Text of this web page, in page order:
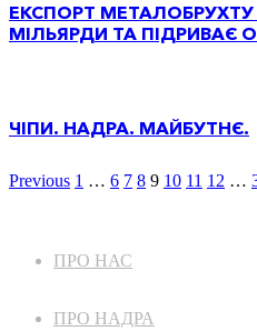
ЕКСПОРТ МЕТАЛОБРУХТУ
МІЛЬЯРДИ ТА ПІДРИВАЄ
ЧІПИ. НАДРА. МАЙБУТНЄ.
Previous 1 … 6 7 8 9 10 11 12 …
ПРО НАС
ПРО НАДРА